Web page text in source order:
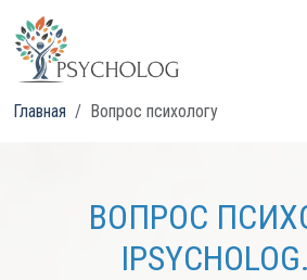
Главная Вопрос психологу
ВОПРОС